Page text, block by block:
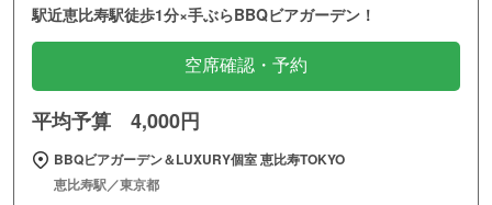
駅近恵比寿駅徒歩1分×手ぶらBBQビアガーデン！
空席確認・予約
平均予算 4,000円
BBQビアガーデン＆LUXURY個室 恵比寿TOKYO
恵比寿駅／東京都